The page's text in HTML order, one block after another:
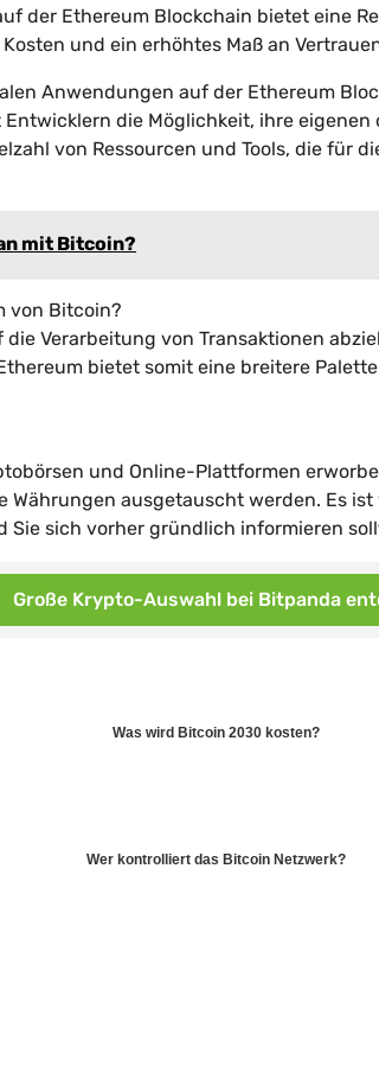
der Ethereum Blockchain bietet eine
und ein erhöhtes Maß an
Anwendungen auf der Ethereum
die Möglichkeit, ihre
von Ressourcen und Tools, die für
mit Bitcoin?
von Bitcoin?
Verarbeitung von Transaktionen
bietet somit eine breitere
und Online-Plattformen
ausgetauscht werden. Es
Sie sich vorher gründlich informieren
Große Krypto-Auswahl bei Bitpanda
Was wird Bitcoin 2030 kosten?
Wer kontrolliert das Bitcoin Netzwerk?